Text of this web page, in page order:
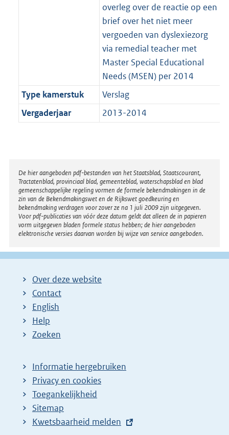
overleg over de reactie op een
brief over het niet meer
vergoeden van dyslexiezorg
via remedial teacher met
Master Special Educational
Needs (MSEN) per 2014
Type kamerstuk
Verslag
Vergaderjaar
2013-2014
Disclaimer
De hier aangeboden pdf-bestanden van het Staatsblad, Staatscourant,
Tractatenblad, provinciaal blad, gemeenteblad, waterschapsblad en blad
gemeenschappelijke regeling vormen de formele bekendmakingen in de
zin van de Bekendmakingswet en de Rijkswet goedkeuring en
bekendmaking verdragen voor zover ze na 1 juli 2009 zijn uitgegeven.
Voor pdf-publicaties van vóór deze datum geldt dat alleen de in papieren
vorm uitgegeven bladen formele status hebben; de hier aangeboden
elektronische versies daarvan worden bij wijze van service aangeboden.
Over deze website
Contact
English
Help
Zoeken
Informatie hergebruiken
Privacy en cookies
Toegankelijkheid
Sitemap
E
Kwetsbaarheid melden